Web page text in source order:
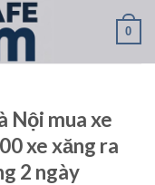
0
Nội mua xe
xe xăng ra
2 ngày